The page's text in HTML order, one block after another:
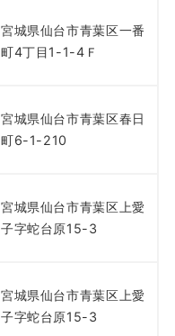
宮城県仙台市青葉区一番
町4丁目1-1-4Ｆ
宮城県仙台市青葉区春日
町6-1-210
宮城県仙台市青葉区上愛
子字蛇台原15-3
宮城県仙台市青葉区上愛
子字蛇台原15-3